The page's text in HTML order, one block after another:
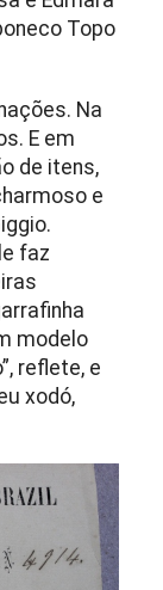
Topo
Na
E em
de itens,
e
faz
modelo
reflete, e
xodó,